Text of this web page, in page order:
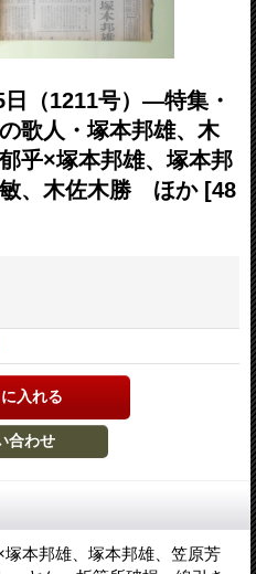
（1211号）―特集・
歌人・塚本邦雄、木
×塚本邦雄、塚本邦
、木佐木勝 ほか [48
本邦雄、塚本邦雄、笠原芳